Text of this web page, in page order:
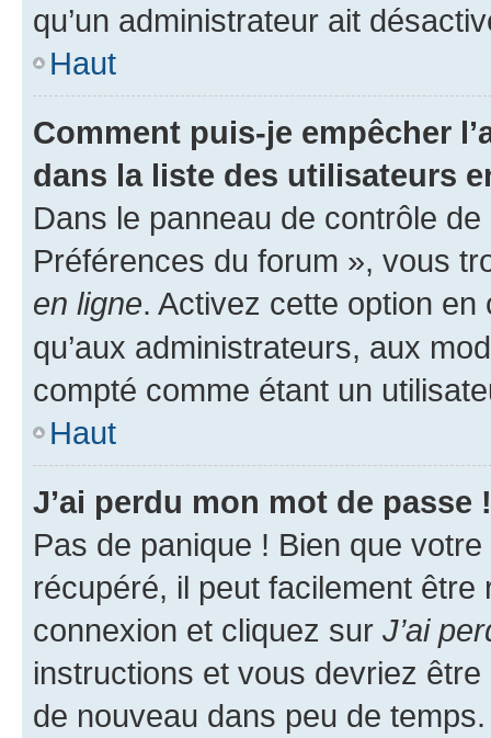
qu’un administrateur ait
Haut
Comment puis-je empêcher
dans la liste des utilisateurs
Dans le panneau de contrôle
Préférences du forum », vous
en ligne. Activez cette option
qu’aux administrateurs, aux
compté comme étant un
Haut
J’ai perdu mon mot de passe !
Pas de panique ! Bien que
récupéré, il peut facilement
connexion et cliquez sur J’ai
instructions et vous devriez
de nouveau dans peu de temps.